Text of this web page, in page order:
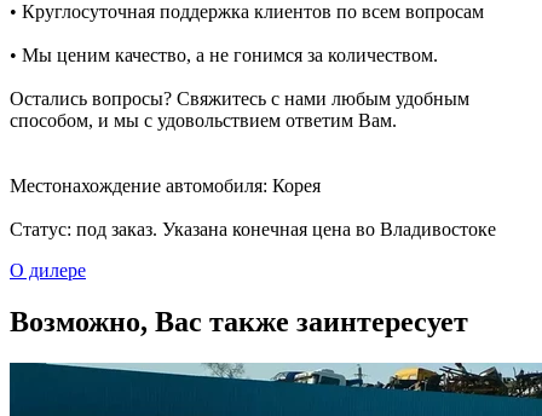
• Круглосуточная поддержка клиентов по всем вопросам
• Мы ценим качество, а не гонимся за количеством.
Остались вопросы? Свяжитесь с нами любым удобным
способом, и мы с удовольствием ответим Вам.
Местонахождение автомобиля: Корея
Статус: под заказ. Указана конечная цена во Владивостоке
О дилере
Возможно, Вас также заинтересует